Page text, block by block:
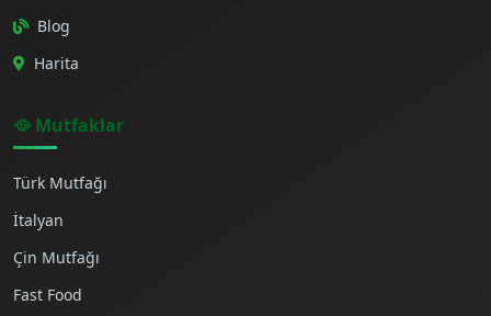
Blog
Harita
🥘 Mutfaklar
Türk Mutfağı
İtalyan
Çin Mutfağı
Fast Food